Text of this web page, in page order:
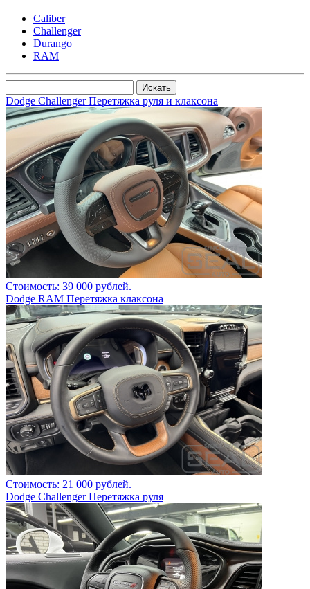
Caliber
Challenger
Durango
RAM
Dodge Challenger Перетяжка руля и клаксона
Стоимость: 39 000 рублей.
Dodge RAM Перетяжка клаксона
Стоимость: 21 000 рублей.
Dodge Challenger Перетяжка руля